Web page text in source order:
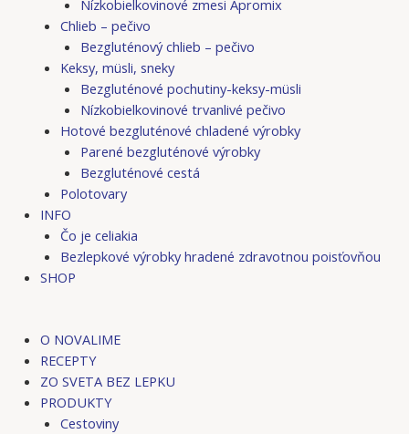
Nízkobielkovinové zmesi Apromix
Chlieb – pečivo
Bezgluténový chlieb – pečivo
Keksy, müsli, sneky
Bezgluténové pochutiny-keksy-müsli
Nízkobielkovinové trvanlivé pečivo
Hotové bezgluténové chladené výrobky
Parené bezgluténové výrobky
Bezgluténové cestá
Polotovary
INFO
Čo je celiakia
Bezlepkové výrobky hradené zdravotnou poisťovňou
SHOP
O NOVALIME
RECEPTY
ZO SVETA BEZ LEPKU
PRODUKTY
Cestoviny